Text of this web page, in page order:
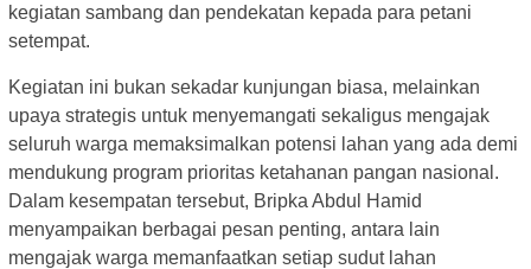
kegiatan sambang dan pendekatan kepada para petani
setempat.
Kegiatan ini bukan sekadar kunjungan biasa, melainkan
upaya strategis untuk menyemangati sekaligus mengajak
seluruh warga memaksimalkan potensi lahan yang ada demi
mendukung program prioritas ketahanan pangan nasional.
Dalam kesempatan tersebut, Bripka Abdul Hamid
menyampaikan berbagai pesan penting, antara lain
mengajak warga memanfaatkan setiap sudut lahan